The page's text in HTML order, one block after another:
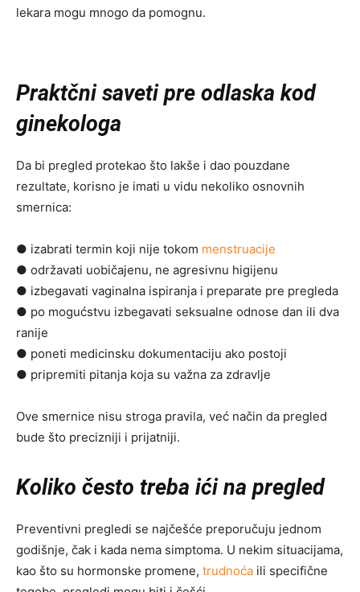
lekara mogu mnogo da pomognu.
Praktčni saveti pre odlaska kod
ginekologa
Da bi pregled protekao što lakše i dao pouzdane
rezultate, korisno je imati u vidu nekoliko osnovnih
smernica:
● izabrati termin koji nije tokom menstruacije
● održavati uobičajenu, ne agresivnu higijenu
● izbegavati vaginalna ispiranja i preparate pre pregleda
● po mogućstvu izbegavati seksualne odnose dan ili dva
ranije
● poneti medicinsku dokumentaciju ako postoji
● pripremiti pitanja koja su važna za zdravlje
Ove smernice nisu stroga pravila, već način da pregled
bude što precizniji i prijatniji.
Koliko često treba ići na pregled
Preventivni pregledi se najčešće preporučuju jednom
godišnje, čak i kada nema simptoma. U nekim situacijama,
kao što su hormonske promene, trudnoća ili specifične